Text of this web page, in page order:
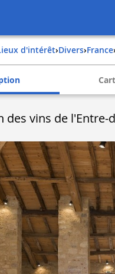
Lieux d'intérêt› Divers› france›
des vins de l'Entre-